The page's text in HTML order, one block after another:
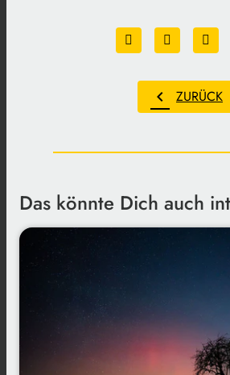
chevron_left ZURÜCK
Das könnte Dich auch